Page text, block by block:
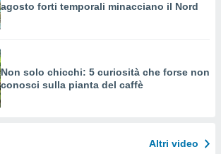
agosto forti temporali minacciano il Nord
Non solo chicchi: 5 curiosità che forse non
conosci sulla pianta del caffè
Altri video